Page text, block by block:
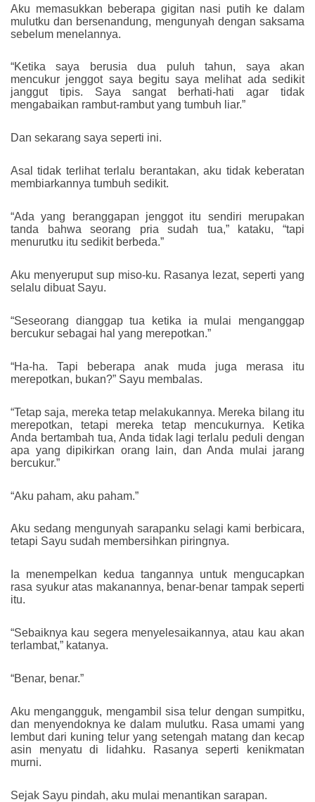
Aku memasukkan beberapa gigitan nasi putih ke dalam
mulutku dan bersenandung, mengunyah dengan saksama
sebelum menelannya.
“Ketika saya berusia dua puluh tahun, saya akan
mencukur jenggot saya begitu saya melihat ada sedikit
janggut tipis. Saya sangat berhati-hati agar tidak
mengabaikan rambut-rambut yang tumbuh liar.”
Dan sekarang saya seperti ini.
Asal tidak terlihat terlalu berantakan, aku tidak keberatan
membiarkannya tumbuh sedikit.
“Ada yang beranggapan jenggot itu sendiri merupakan
tanda bahwa seorang pria sudah tua,” kataku, “tapi
menurutku itu sedikit berbeda.”
Aku menyeruput sup miso-ku. Rasanya lezat, seperti yang
selalu dibuat Sayu.
“Seseorang dianggap tua ketika ia mulai menganggap
bercukur sebagai hal yang merepotkan.”
“Ha-ha. Tapi beberapa anak muda juga merasa itu
merepotkan, bukan?” Sayu membalas.
“Tetap saja, mereka tetap melakukannya. Mereka bilang itu
merepotkan, tetapi mereka tetap mencukurnya. Ketika
Anda bertambah tua, Anda tidak lagi terlalu peduli dengan
apa yang dipikirkan orang lain, dan Anda mulai jarang
bercukur.”
“Aku paham, aku paham.”
Aku sedang mengunyah sarapanku selagi kami berbicara,
tetapi Sayu sudah membersihkan piringnya.
Ia menempelkan kedua tangannya untuk mengucapkan
rasa syukur atas makanannya, benar-benar tampak seperti
itu.
“Sebaiknya kau segera menyelesaikannya, atau kau akan
terlambat,” katanya.
“Benar, benar.”
Aku mengangguk, mengambil sisa telur dengan sumpitku,
dan menyendoknya ke dalam mulutku. Rasa umami yang
lembut dari kuning telur yang setengah matang dan kecap
asin menyatu di lidahku. Rasanya seperti kenikmatan
murni.
Sejak Sayu pindah, aku mulai menantikan sarapan.